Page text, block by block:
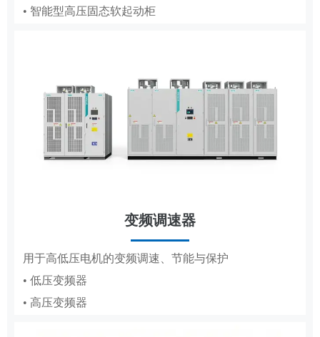
• 智能型高压固态软起动柜
变频调速器
用于高低压电机的变频调速、节能与保护
• 低压变频器
• 高压变频器
• 低压成套
• 复卷机传动控制系统
DCS
适配纸浆造纸、水利工程的集散控制系统
• 纸浆造纸DCS
分布式储能，满足企业峰谷节电需求